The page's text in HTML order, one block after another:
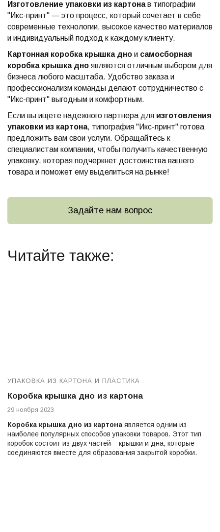
Изготовление упаковки из картонав типографии
"Икс-принт" — это процесс, который сочетает в себе
современные технологии, высокое качество материалов
и индивидуальный подход к каждому клиенту.
Картонная коробка крышка дно и самосборная
коробка крышка дно являются отличным выбором для
бизнеса любого масштаба. Удобство заказа и
профессионализм команды делают сотрудничество с
"Икс-принт" выгодным и комфортным.
Если вы ищете надежного партнера для изготовления
упаковки из картона, типография "Икс-принт" готова
предложить вам свои услуги. Обращайтесь к
специалистам компании, чтобы получить качественную
упаковку, которая подчеркнет достоинства вашего
товара и поможет ему выделиться на рынке!
Задайте нам вопрос
Читайте также:
УПАКОВКА ИЗ КАРТОНА И ПЛАСТИКА
Коробка крышка дно из картона
29 ноября 2023
Коробка крышка дно из картона является одним из
наиболее популярных способов упаковки товаров. Этот тип
коробок состоит из двух частей – крышки и дна, которые
соединяются вместе для образования закрытой коробки.